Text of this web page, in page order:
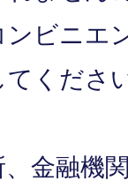
ンビニエ
てくださ
金融機